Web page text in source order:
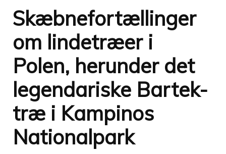
Skæbnefortællinger
om lindetræer i
Polen, herunder det
legendariske Bartek-
træ i Kampinos
Nationalpark